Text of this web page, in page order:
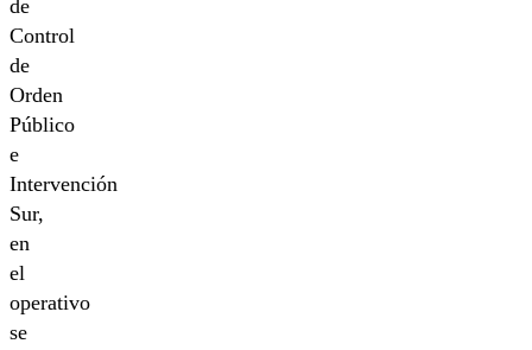
de
Control
de
Orden
Público
e
Intervención
Sur,
en
el
operativo
se